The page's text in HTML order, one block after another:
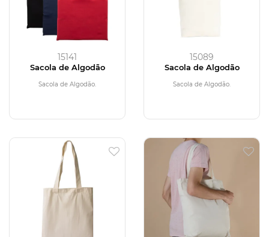
15141
Sacola de Algodão
Sacola de Algodão.
15089
Sacola de Algodão
Sacola de Algodão.